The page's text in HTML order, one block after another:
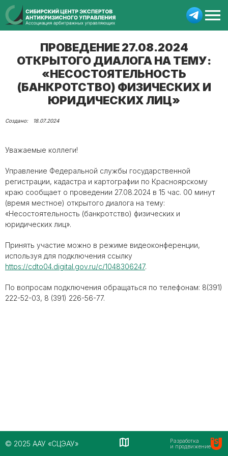
ПРОВЕДЕНИЕ 27.08.2024
ОТКРЫТОГО ДИАЛОГА НА ТЕМУ:
«НЕСОСТОЯТЕЛЬНОСТЬ
(БАНКРОТСТВО) ФИЗИЧЕСКИХ И
ЮРИДИЧЕСКИХ ЛИЦ»
18.07.2024
Уважаемые коллеги!
Управление Федеральной службы государственной
регистрации, кадастра и картографии по Красноярскому
краю сообщает о проведении 27.08.2024 в 15 час. 00 минут
(время местное) открытого диалога на тему:
«Несостоятельность (банкротство) физических и
юридических лиц».
Принять участие можно в режиме видеоконференции,
используя для подключения ссылку
https://cdto04.digital.gov.ru/c/1048306247.
По вопросам подключения обращаться по телефонам: 8(391)
222-52-03, 8 (391) 226-56-77.
© 2025 ААУ «СЦЭАУ»
Разработка
и продвижение